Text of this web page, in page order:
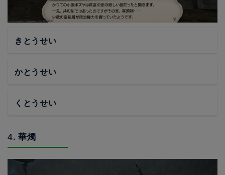
きとうせい
かとうせい
くとうせい
4. 華燭